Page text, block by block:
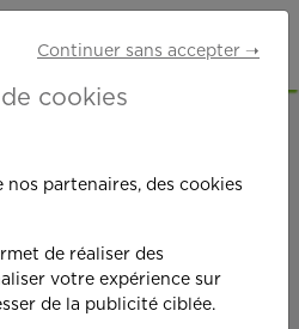
Continuer sans accepter ➝
cookies
nos partenaires, des cookies
de réaliser des
votre expérience sur
de la publicité ciblée.